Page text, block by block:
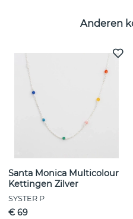
Anderen
Santa Monica Multicolour
Kettingen Zilver
SYSTER P
€ 69